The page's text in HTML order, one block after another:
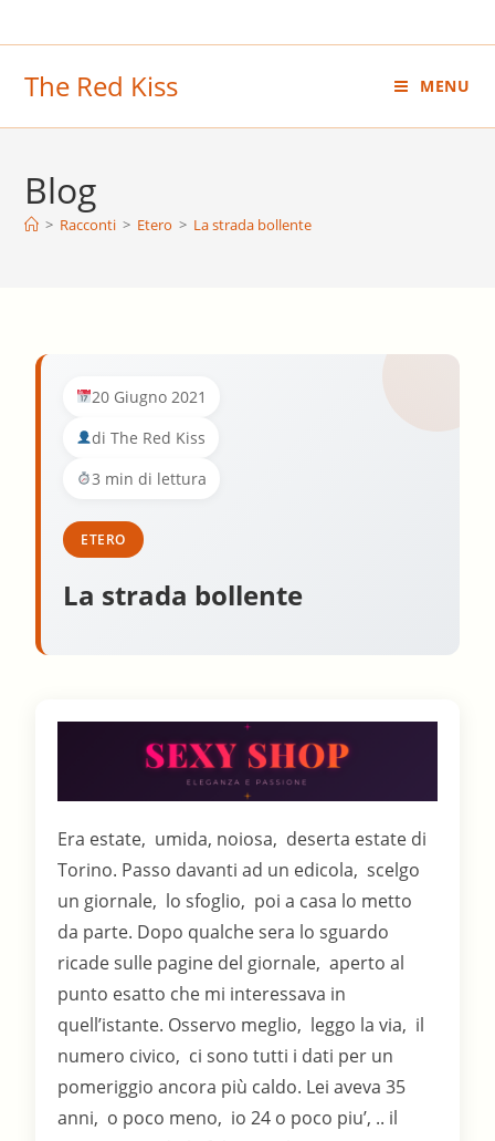
al
The Red Kiss MENU
Blog
> Racconti > Etero > La strada bollente
20 Giugno 2021
di The Red Kiss
3 min di lettura
ETERO
La strada bollente
Era estate, umida, noiosa, deserta estate di
Torino. Passo davanti ad un edicola, scelgo
un giornale, lo sfoglio, poi a casa lo metto
da parte. Dopo qualche sera lo sguardo
ricade sulle pagine del giornale, aperto al
punto esatto che mi interessava in
quell’istante. Osservo meglio, leggo la via, il
numero civico, ci sono tutti i dati per un
pomeriggio ancora più caldo. Lei aveva 35
anni, o poco meno, io 24 o poco piu’, .. il